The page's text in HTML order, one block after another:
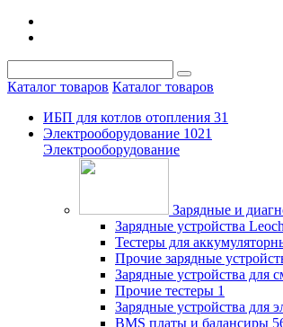
Каталог товаров Каталог товаров
ИБП для котлов отопления 31
Электрооборудование 1021
Электрооборудование
Зарядные и
Зарядные устройства
Тестеры для
Прочие зарядные
Зарядные устройства для
Прочие тестеры 1
Зарядные устройства для
BMS платы и балансиры